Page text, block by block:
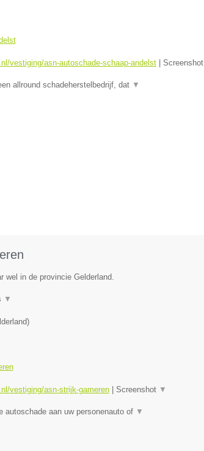
vestiging/asn-autoschade-schaap-andelst| Screenshot
allround schadeherstelbedrijf, dat ▼
wel in de provincie Gelderland.
▼
)
vestiging/asn-strijk-gameren| Screenshot ▼
autoschade aan uw personenauto of ▼